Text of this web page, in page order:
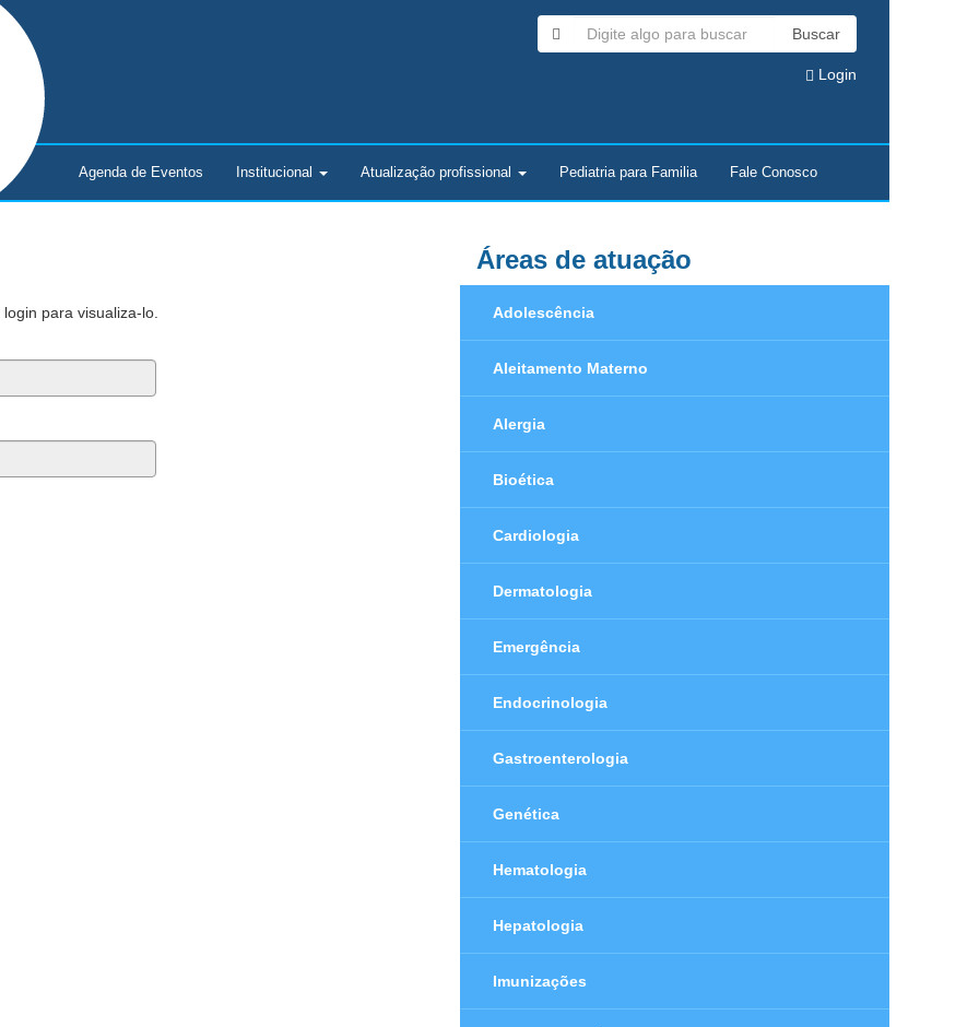
Buscar
Login
Agenda de Eventos Institucional Atualizaçãoprofissional Pediatria para Familia Fale Conosco
para visualiza-lo.
Áreas de atuação
Adolescência
Aleitamento Materno
Alergia
Bioética
Cardiologia
Dermatologia
Emergência
Endocrinologia
Gastroenterologia
Genética
Hematologia
Hepatologia
Imunizações